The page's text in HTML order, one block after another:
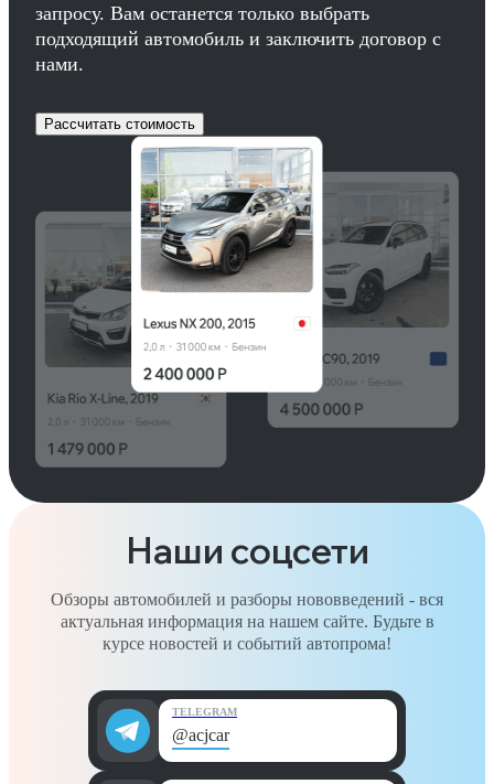
запросу. Вам останется только выбрать
подходящий автомобиль и заключить договор с
нами.
Рассчитать стоимость
Наши соцсети
Обзоры автомобилей и разборы нововведений - вся
актуальная информация на нашем сайте. Будьте в
курсе новостей и событий автопрома!
TELEGRAM
@acjcar